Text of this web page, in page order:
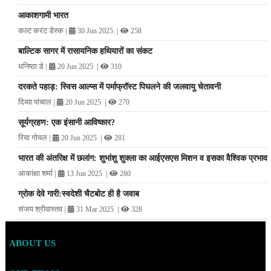
आकाशगामी भारत
कल्ट करंट डेस्क| 30 Jun 2025| 258
बाल्टिक सागर में रासायनिक हथियारों का संकट
धनिष्ठा डे| 20 Jun 2025| 310
दरकते पहाड़: स्विस आल्प्स में पर्माफ्रॉस्ट पिघलने की जलवायु चेतावनी
दिव्या पांचाल| 20 Jun 2025| 270
सूर्यग्रहण: एक इंसानी आविष्कार?
रिया गोयल| 20 Jun 2025| 281
भारत की अंतरिक्ष में छलांग: शुभांशु शुक्ला का आईएसएस मिशन व इसका वैश्विक प्रभाव
आकांक्षा शर्मा| 13 Jun 2025| 280
ग्रोक देवे गारी:स्वदेशी चैटबोट ही है जवाब
संजय श्रीवास्तव| 31 Mar 2025| 328
ABOUT US